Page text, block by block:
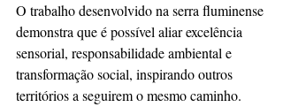
O trabalho desenvolvido na serra fluminense
demonstra que é possível aliar excelência
sensorial, responsabilidade ambiental e
transformação social, inspirando outros
territórios a seguirem o mesmo caminho.